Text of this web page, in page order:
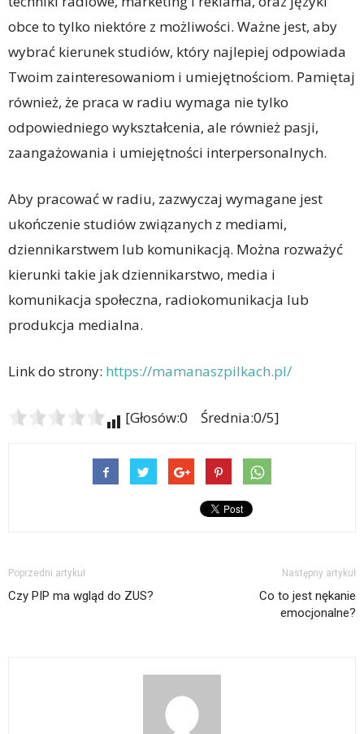
obce to tylko niektóre z możliwości. Ważne jest, aby
wybrać kierunek studiów, który najlepiej odpowiada
Twoim zainteresowaniom i umiejętnościom. Pamiętaj
również, że praca w radiu wymaga nie tylko
odpowiedniego wykształcenia, ale również pasji,
zaangażowania i umiejętności interpersonalnych.
Aby pracować w radiu, zazwyczaj wymagane jest
ukończenie studiów związanych z mediami,
dziennikarstwem lub komunikacją. Można rozważyć
kierunki takie jak dziennikarstwo, media i
komunikacja społeczna, radiokomunikacja lub
produkcja medialna.
Link do strony: https://mamanaszpilkach.pl/
[Głosów:0 Średnia:0/5]
Poprzedni artykuł
Czy PIP ma wgląd do ZUS?
Następny artykuł
Co to jest nękanie
emocjonalne?